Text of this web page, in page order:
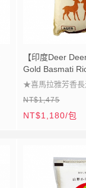
【印度Deer
Gold Basmati
★喜馬拉雅芳香長
★蓬鬆柔軟粒粒分
★陳年熟成風味高
NT$1,475
NT$1,180/包